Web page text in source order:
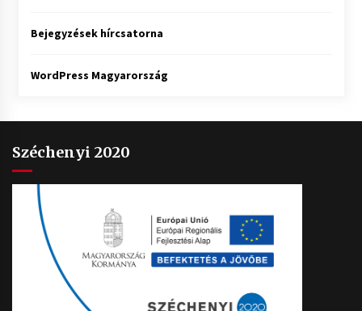
Bejegyzések hírcsatorna
WordPress Magyarország
Széchenyi 2020